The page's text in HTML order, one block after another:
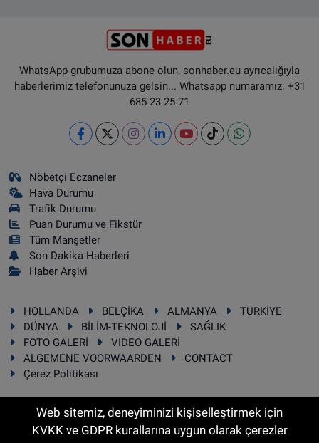
WhatsApp grubumuza abone olun, sonhaber.eu ayrıcalığıyla
haberlerimiz telefonunuza gelsin... Whatsapp numaramız: +31
685 23 25 71
Nöbetçi Eczaneler
Hava Durumu
Trafik Durumu
Puan Durumu ve Fikstür
Tüm Manşetler
Son Dakika Haberleri
Haber Arşivi
HOLLANDA BELÇİKA ALMANYA
TÜRKİYE
DÜNYA
BİLİM-TEKNOLOJİ
SAĞLIK
FOTO GALERİ
VIDEO GALERİ
ALGEMENE VOORWAARDEN
CONTACT
Çerez Politikası
Web sitemiz, deneyiminizi kişiselleştirmek için
KVKK ve GDPR kurallarına uygun olarak çerezler